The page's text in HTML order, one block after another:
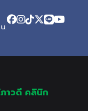
.
าวดี คลินิก